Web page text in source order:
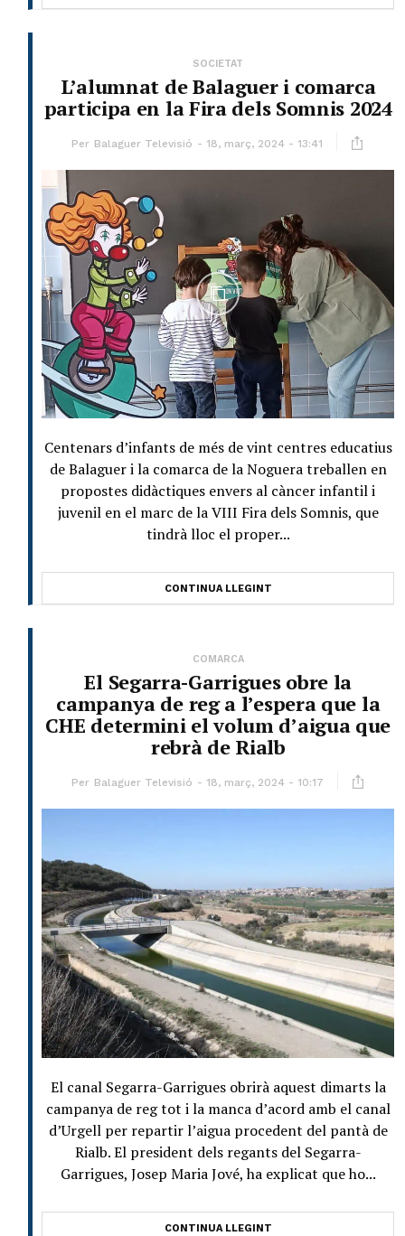
SOCIETAT
L’alumnat de Balaguer i comarca
participa en la Fira dels Somnis 2024
Per Balaguer Televisió 18, març, 2024 - 13:41
Centenars d’infants de més de vint centres educatius
de Balaguer i la comarca de la Noguera treballen en
propostes didàctiques envers al càncer infantil i
juvenil en el marc de la VIII Fira dels Somnis, que
tindrà lloc el proper...
CONTINUA LLEGINT
COMARCA
El Segarra-Garrigues obre la
campanya de reg a l’espera que la
CHE determini el volum d’aigua que
rebrà de Rialb
Per Balaguer Televisió 18, març, 2024 - 10:17
El canal Segarra-Garrigues obrirà aquest dimarts la
campanya de reg tot i la manca d’acord amb el canal
d’Urgell per repartir l’aigua procedent del pantà de
Rialb. El president dels regants del Segarra-
Garrigues, Josep Maria Jové, ha explicat que ho...
CONTINUA LLEGINT